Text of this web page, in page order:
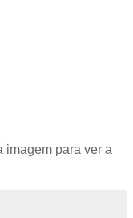
imagem para ver a